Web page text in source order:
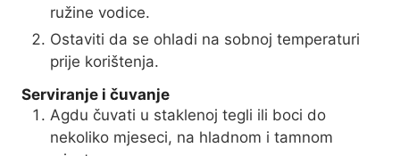
ružine vodice.
Ostaviti da se ohladi na sobnoj temperaturi
prije korištenja.
Serviranje i čuvanje
Agdu čuvati u staklenoj tegli ili boci do
nekoliko mjeseci, na hladnom i tamnom